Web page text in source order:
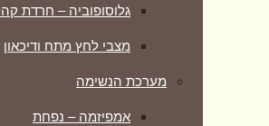
גלוסופוביה – חרדת
מצבי לחץ מתח ודיכאון
מערכת הנשימה
אמפיזמה – נפחת